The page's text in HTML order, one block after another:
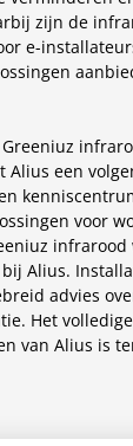
zijn de
e-
Alius een
voor
Alius.
advies
Het
van Alius is